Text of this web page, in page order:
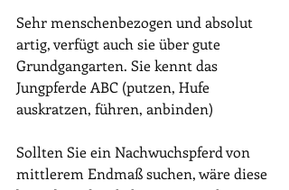
Sehr menschenbezogen und absolut
artig, verfügt auch sie über gute
Grundgangarten. Sie kennt das
Jungpferde ABC (putzen, Hufe
auskratzen, führen, anbinden)
Sollten Sie ein Nachwuchspferd von
mittlerem Endmaß suchen, wäre diese